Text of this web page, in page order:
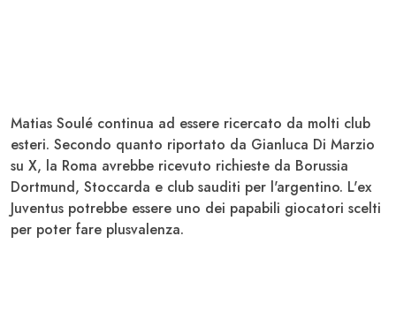
Matias Soulé continua ad essere ricercato da molti club
esteri. Secondo quanto riportato da Gianluca Di Marzio
su X, la Roma avrebbe ricevuto richieste da Borussia
Dortmund, Stoccarda e club sauditi per l'argentino. L'ex
Juventus potrebbe essere uno dei papabili giocatori scelti
per poter fare plusvalenza.